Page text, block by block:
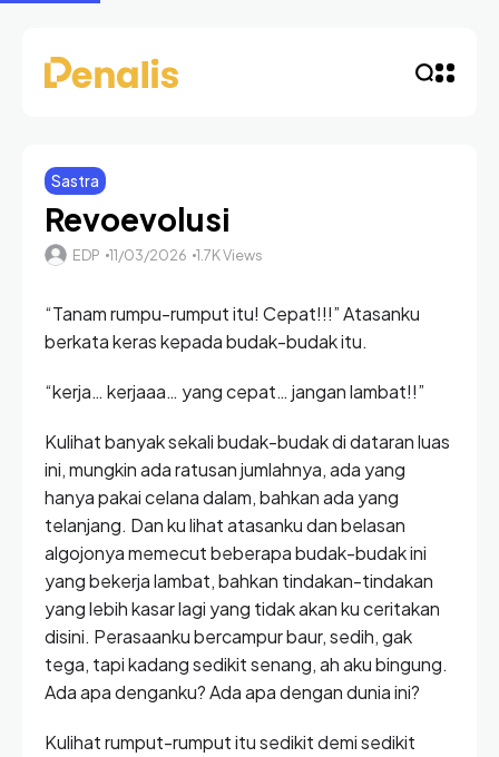
Sastra
Revoevolusi
EDP 11/03/2026 1.7K Views
“Tanam rumpu-rumput itu! Cepat!!!” Atasanku
berkata keras kepada budak-budak itu.
“kerja… kerjaaa… yang cepat… jangan lambat!!”
Kulihat banyak sekali budak-budak di dataran luas
ini, mungkin ada ratusan jumlahnya, ada yang
hanya pakai celana dalam, bahkan ada yang
telanjang. Dan ku lihat atasanku dan belasan
algojonya memecut beberapa budak-budak ini
yang bekerja lambat, bahkan tindakan-tindakan
yang lebih kasar lagi yang tidak akan ku ceritakan
disini. Perasaanku bercampur baur, sedih, gak
tega, tapi kadang sedikit senang, ah aku bingung.
Ada apa denganku? Ada apa dengan dunia ini?
Kulihat rumput-rumput itu sedikit demi sedikit